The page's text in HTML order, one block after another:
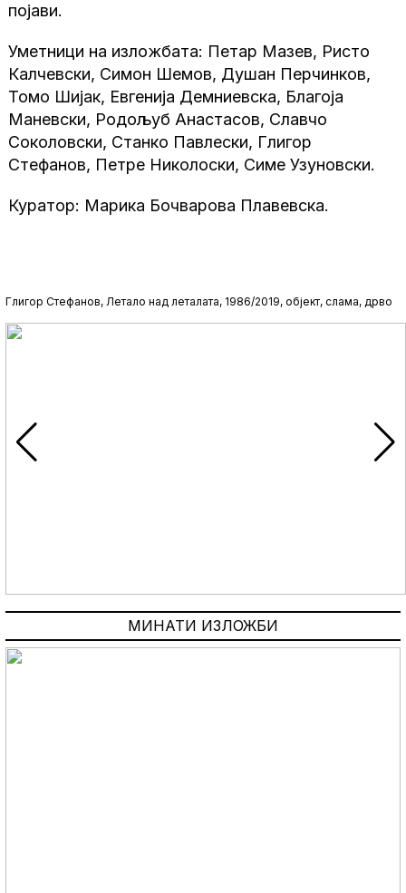
појави.
Уметници на изложбата: Петар Мазев, Ристо
Калчевски, Симон Шемов, Душан Перчинков,
Томо Шијак, Евгенија Демниевска, Благоја
Маневски, Родољуб Анастасов, Славчо
Соколовски, Станко Павлески, Глигор
Стефанов, Петре Николоски, Симе Узуновски.
Куратор: Марика Бочварова Плавевска.
Глигор Стефанов, Летало над леталата, 1986/2019, објект, слама, дрво
МИНАТИ ИЗЛОЖБИ